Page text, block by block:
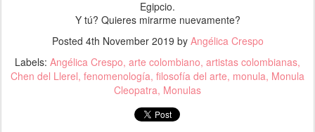
Egipcio.
Y tú? Quieres mirarme nuevamente?
Posted 4th November 2019 by Angélica Crespo
Labels: Angélica Crespo arte colombiano artistas colombianas
Chen del Llerel fenomenología filosofía del arte monula Monula
Cleopatra Monulas